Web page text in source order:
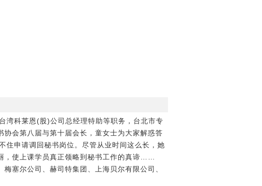
科莱恩(股)公司总经理特助等职务，台北市专
会第八届与第十届会长，童女士为大家解惑答
住申请调回秘书岗位。尽管从业时间这么长，她
，使上课学员真正领略到秘书工作的真谛……
塞尔公司、赫司特集团、上海贝尔有限公司、